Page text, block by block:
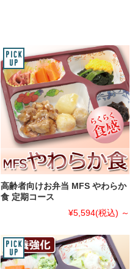
高齢者向けお弁当 MFS やわらか
食 定期コース
¥5,594(税込) ～